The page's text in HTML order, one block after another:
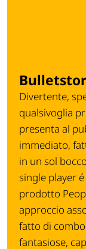
Divertente,
qualsivoglia
presenta al
immediato,
in un sol
single player
prodotto
approccio
fatto di
fantasiose,